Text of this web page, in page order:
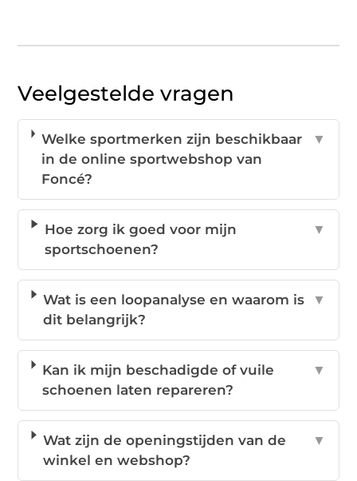
Veelgestelde vragen
Welke sportmerken zijn beschikbaar
in de online sportwebshop van
Foncé?
▼
Hoe zorg ik goed voor mijn
sportschoenen?
▼
Wat is een loopanalyse en waarom is
dit belangrijk?
▼
Kan ik mijn beschadigde of vuile
schoenen laten repareren?
▼
Wat zijn de openingstijden van de
winkel en webshop?
▼